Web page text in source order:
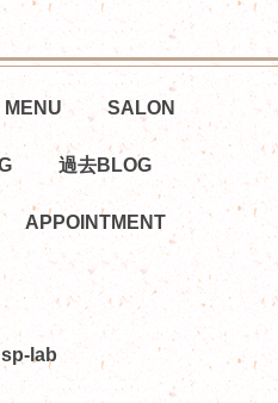
MENU SALON
過去BLOG
APPOINTMENT
sp-lab